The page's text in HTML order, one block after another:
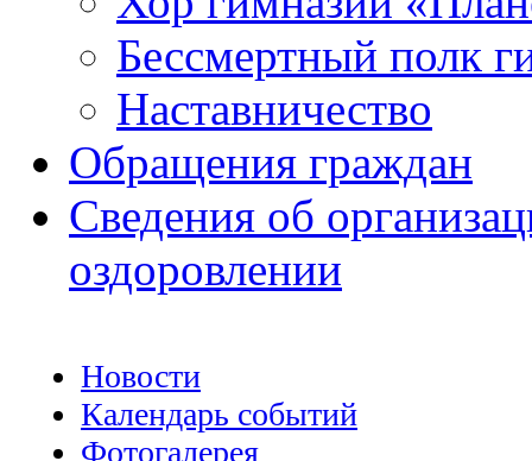
Бессмертный полк
Наставничество
Обращения граждан
Сведения об
оздоровлении
Новости
Календарь событий
Фотогалерея